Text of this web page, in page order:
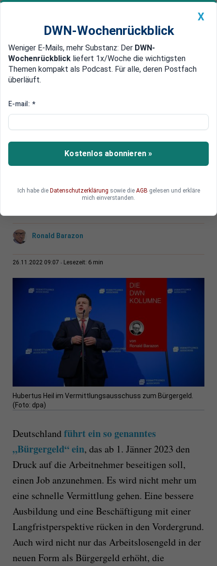
Newsticker MEIN DWN: Geldanlage Premium
Edelmetalle DWN-Magazin China
Mit dem Bürgergeld
als Wirtschaftsmacht
Deutschland führt ein „Bürgergeld“ ein. Ähnlich
paradiesische Zustände gab es zuletzt in den
„kranken Mann Europas“.
Ronald Barazon
26.11.2022 09:07 Lesezeit: 6 min
Hubertus Heil im Vermittlungsausschuss zum Bürgergeld.
(Foto: dpa)
Deutschlandführt ein so genanntes
„Bürgergeld“ ein, das ab 1. Jänner 2023 den
Druck auf die Arbeitnehmer beseitigen soll,
einen Job anzunehmen. Es wird nicht mehr um
eine schnelle Vermittlung gehen. Eine bessere
Ausbildung und eine Beschäftigung mit einer
Langfristperspektive rücken in den Vordergrund.
Auch wird nicht nur das Arbeitslosengeld in der
neuen Form als Bürgergeld erhöht, die
X
DWN-Wochenrückblick
Weniger E-Mails, mehr Substanz: Der DWN-
Wochenrückblick liefert 1x/Woche die wichtigsten
Themen kompakt als Podcast. Für alle, deren Postfach
überläuft.
E-mail: *
Kostenlos abonnieren »
Ich habe die Datenschutzerklärung sowie die AGB gelesen und erkläre
mich einverstanden.